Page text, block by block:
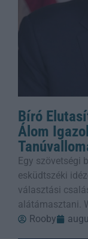
Bíró
Álom
Egy szövetségi
esküdtszéki
választási
alátámasztani.
Rooby